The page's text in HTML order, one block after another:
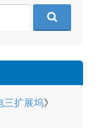
三扩展坞》